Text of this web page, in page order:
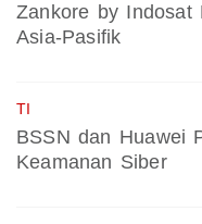
Zankore by Indosat
Asia-Pasifik
TI
BSSN dan Huawei
Keamanan Siber